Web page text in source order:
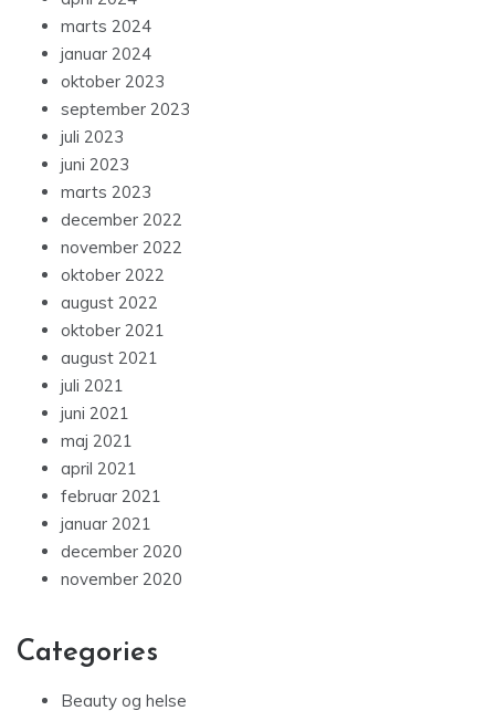
marts 2024
januar 2024
oktober 2023
september 2023
juli 2023
juni 2023
marts 2023
december 2022
november 2022
oktober 2022
august 2022
oktober 2021
august 2021
juli 2021
juni 2021
maj 2021
april 2021
februar 2021
januar 2021
december 2020
november 2020
Categories
Beauty og helse